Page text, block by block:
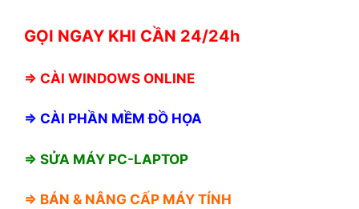
GỌI NGAY KHI CẦN 24/24h
⇒ CÀI WINDOWS ONLINE
⇒ CÀI PHẦN MỀM ĐỒ HỌA
⇒ SỬA MÁY PC-LAPTOP
⇒ BÁN & NÂNG CẤP MÁY TÍNH